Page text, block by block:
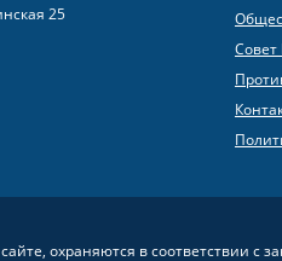
25
охраняются в соответствии с